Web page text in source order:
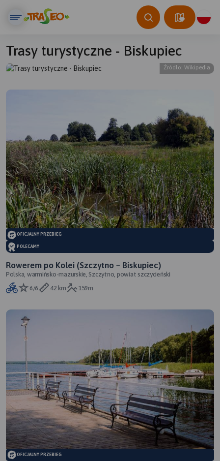
Trasy turystyczne - Biskupiec
Źródło: Wikipedia
© Traseo Map © OpenMapTiles © OpenStreetMap contributors
OFICJALNY PRZEBIEG
POLECAMY
Rowerem po Kolei (Szczytno – Biskupiec)
Polska, warmińsko-mazurskie, Szczytno, powiat szczycieński
6/6
42 km 159m
OFICJALNY PRZEBIEG